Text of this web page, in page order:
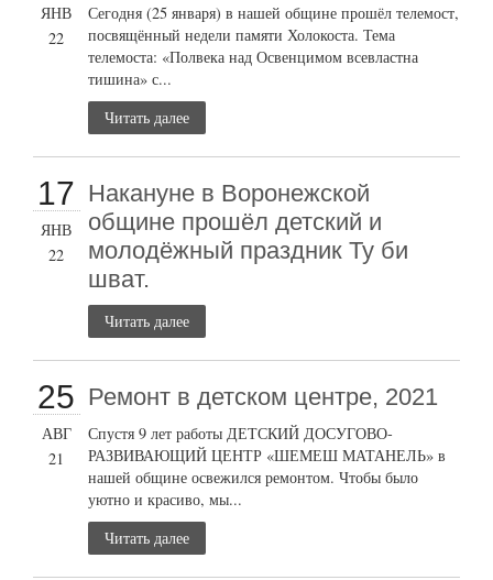
ЯНВ
22
Сегодня (25 января) в нашей общине прошёл телемост,
посвящённый недели памяти Холокоста. Тема
телемоста: «Полвека над Освенцимом всевластна
тишина» с...
Читать далее
17
ЯНВ
22
Накануне в Воронежской
общине прошёл детский и
молодёжный праздник Ту би
шват.
Читать далее
25
АВГ
21
Ремонт в детском центре, 2021
Спустя 9 лет работы ДЕТСКИЙ ДОСУГОВО-
РАЗВИВАЮЩИЙ ЦЕНТР «ШЕМЕШ МАТАНЕЛЬ» в
нашей общине освежился ремонтом. Чтобы было
уютно и красиво, мы...
Читать далее